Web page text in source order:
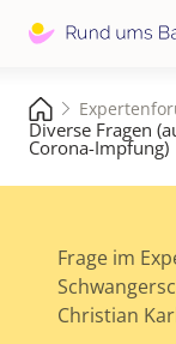
Diverse Fragen
Corona-Impfung)
Frage im
Christian